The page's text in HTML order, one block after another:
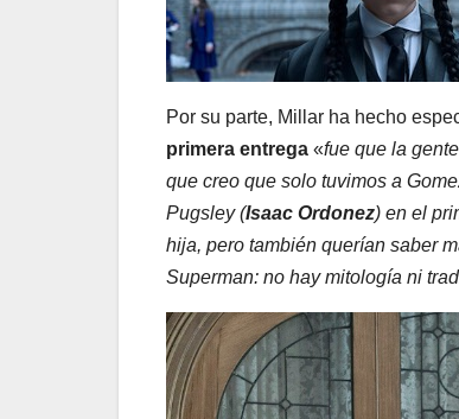
Por su parte, Millar ha hecho
primera entrega «fue que la
que creo que solo tuvimos a
Pugsley (Isaac Ordonez) en el
hija, pero también querían saber
Superman: no hay mitología ni